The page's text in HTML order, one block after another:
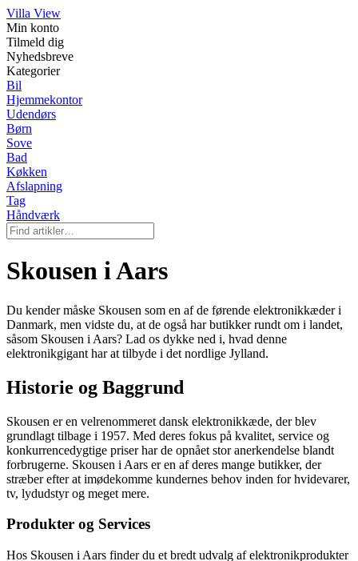
Villa View
Min konto
Tilmeld dig
Nyhedsbreve
Kategorier
Bil
Hjemmekontor
Udendørs
Børn
Sove
Bad
Køkken
Afslapning
Tag
Håndværk
Skousen i Aars
Du kender måske Skousen som en af de førende elektronikkæder i
Danmark, men vidste du, at de også har butikker rundt om i landet,
såsom Skousen i Aars? Lad os dykke ned i, hvad denne
elektronikgigant har at tilbyde i det nordlige Jylland.
Historie og Baggrund
Skousen er en velrenommeret dansk elektronikkæde, der blev
grundlagt tilbage i 1957. Med deres fokus på kvalitet, service og
konkurrencedygtige priser har de opnået stor anerkendelse blandt
forbrugerne. Skousen i Aars er en af deres mange butikker, der
stræber efter at imødekomme kundernes behov inden for hvidevarer,
tv, lydudstyr og meget mere.
Produkter og Services
Hos Skousen i Aars finder du et bredt udvalg af elektronikprodukter